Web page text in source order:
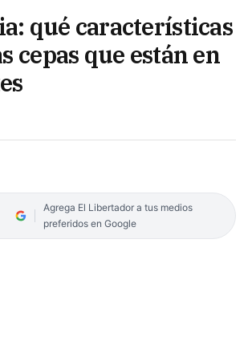
qué características
cepas que están en
Agrega El Libertador a tus medios
preferidos en Google